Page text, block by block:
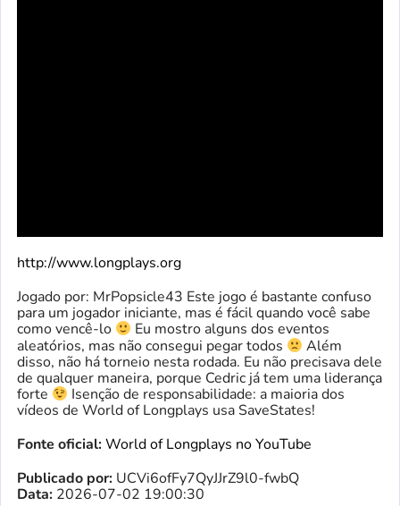
http://www.longplays.org
Jogado por: MrPopsicle43 Este jogo é bastante confuso
para um jogador iniciante, mas é fácil quando você sabe
como vencê-lo
Eu mostro alguns dos eventos
aleatórios, mas não consegui pegar todos
Além
disso, não há torneio nesta rodada. Eu não precisava dele
de qualquer maneira, porque Cedric já tem uma liderança
forte
Isenção de responsabilidade: a maioria dos
vídeos de World of Longplays usa SaveStates!
Fonte oficial:World of Longplays no YouTube
Publicado por: UCVi6ofFy7QyJJrZ9l0-fwbQ
Data: 2026-07-02 19:00:30